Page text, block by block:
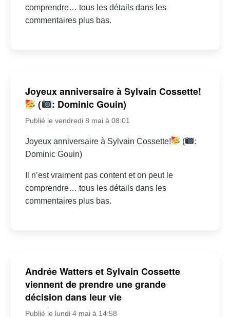
comprendre… tous les détails dans les
commentaires plus bas.
Joyeux anniversaire à Sylvain Cossette!
(
: Dominic Gouin)
Publié le vendredi 8 mai à 08:01
Joyeux anniversaire à Sylvain Cossette! (
:
Dominic Gouin)
Il n’est vraiment pas content et on peut le
comprendre… tous les détails dans les
commentaires plus bas.
Andrée Watters et Sylvain Cossette
viennent de prendre une grande
décision dans leur vie
Publié le lundi 4 mai à 14:58